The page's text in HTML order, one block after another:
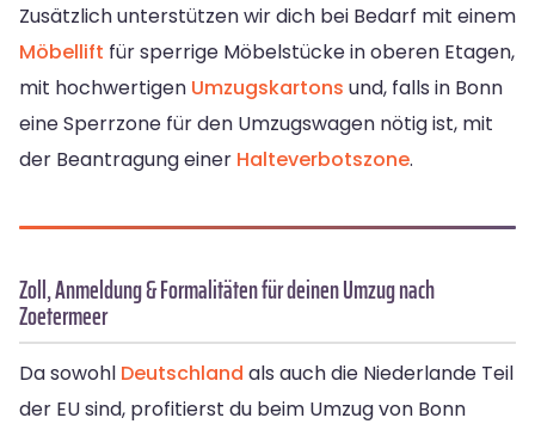
Zusätzlich unterstützen wir dich bei Bedarf mit einem
Möbellift für sperrige Möbelstücke in oberen Etagen,
mit hochwertigen Umzugskartons und, falls in Bonn
eine Sperrzone für den Umzugswagen nötig ist, mit
der Beantragung einer Halteverbotszone.
Zoll, Anmeldung & Formalitäten für deinen Umzug nach
Zoetermeer
Da sowohl Deutschland als auch die Niederlande Teil
der EU sind, profitierst du beim Umzug von Bonn